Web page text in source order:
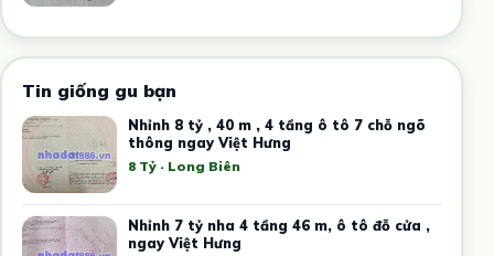
Tin giống gu bạn
Nhỉnh 8 tỷ , 40 m , 4 tầng ô tô 7 chỗ ngõ
thông ngay Việt Hưng
8 Tỷ · Long Biên
Nhỉnh 7 tỷ nha 4 tầng 46 m, ô tô đỗ cửa ,
ngay Việt Hưng